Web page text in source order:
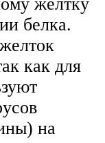
белка.
как для
на